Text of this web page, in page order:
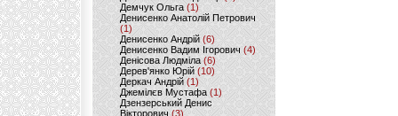
Демчук Ольга(1)
Денисенко Анатолій Петрович
(1)
Денисенко Андрій (6)
Денисенко Вадим Ігорович (4)
Денісова Людміла(6)
Дерев'янко Юрій(10)
Деркач Андрій(1)
Джемілєв Мустафа (1)
Дзензерський Денис
Вікторович (3)